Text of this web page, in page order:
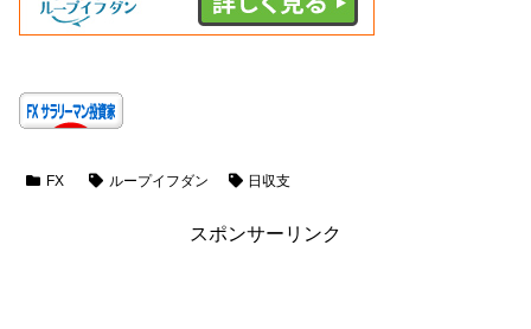
FX ループイフダン 日収支
スポンサーリンク